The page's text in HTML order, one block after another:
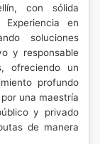
con sólida
Experiencia en
soluciones
y responsable
ofreciendo un
profundo
una maestría
y privado
de manera